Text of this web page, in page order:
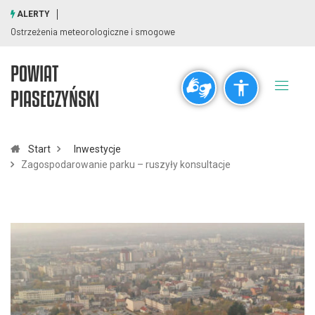
visibility_off title
Rozdzielczość
Czcionki
remove_circle_outline add_circle_outline
ALERTY
Ostrzeżenia meteorologiczne i smogowe
POWIAT
PIASECZYŃSKI
Start
Inwestycje
Zagospodarowanie parku – ruszyły konsultacje